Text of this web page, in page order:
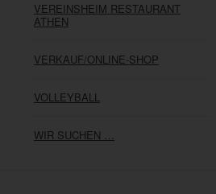
VEREINSHEIM RESTAURANT
ATHEN
VERKAUF/ONLINE-SHOP
VOLLEYBALL
WIR SUCHEN …